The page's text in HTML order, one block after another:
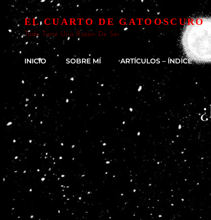
EL CUARTO DE GATOOSCURO
Todo Tiene Una Razón De Ser
INICIO SOBRE MÍ ARTÍCULOS – ÍNDICE